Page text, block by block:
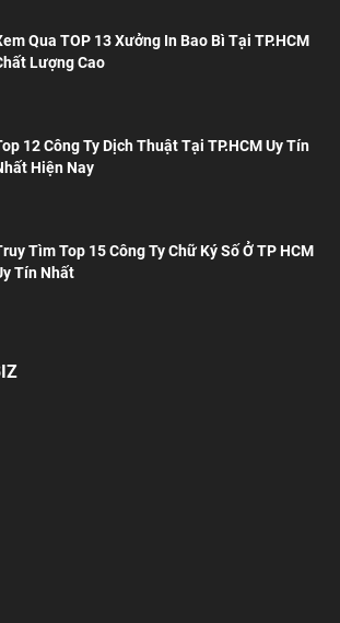
Qua TOP 13 Xưởng In Bao Bì Tại TP.HCM
Lượng Cao
12 Công Ty Dịch Thuật Tại TP.HCM Uy Tín
Hiện Nay
Tìm Top 15 Công Ty Chữ Ký Số Ở TP HCM
Tín Nhất